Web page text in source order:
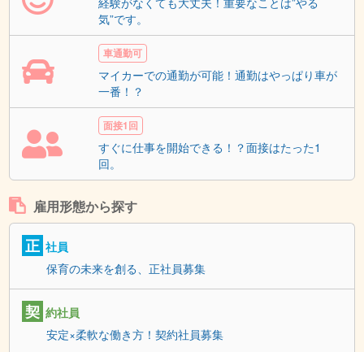
気”です。
車通勤可
マイカーでの通勤が可能！通勤はやっぱり車が
一番！？
面接1回
すぐに仕事を開始できる！？面接はたった1
回。
雇用形態から探す
正 社員
保育の未来を創る、正社員募集
契 約社員
安定×柔軟な働き方！契約社員募集